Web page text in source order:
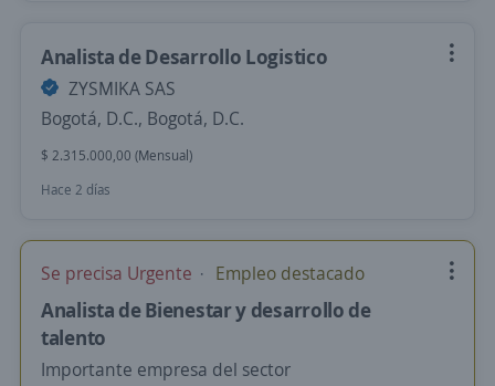
Analista de Desarrollo Logistico
ZYSMIKA SAS
Bogotá, D.C., Bogotá, D.C.
$ 2.315.000,00 (Mensual)
Hace 2 días
Se precisa Urgente Empleo destacado
Analista de Bienestar y desarrollo de
talento
Importante empresa del sector